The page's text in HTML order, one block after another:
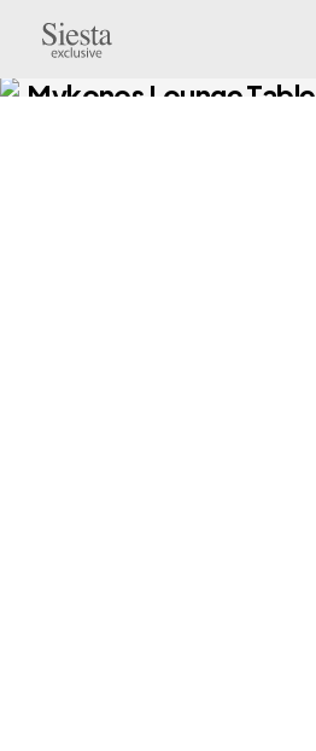
Mykonos Lounge Table